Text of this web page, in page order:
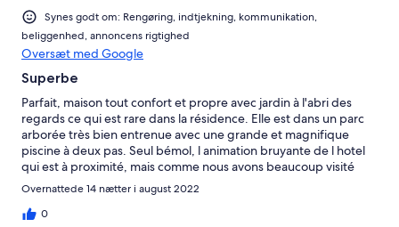
Synes godt om: Rengøring, indtjekning, kommunikation,
beliggenhed, annoncens rigtighed
Oversæt med Google
Superbe
Parfait, maison tout confort et propre avec jardin à l'abri des
regards ce qui est rare dans la résidence. Elle est dans un parc
arborée très bien entrenue avec une grande et magnifique
piscine à deux pas. Seul bémol, l animation bruyante de l hotel
qui est à proximité, mais comme nous avons beaucoup visité
cela ne nous a pas trop gêné. Nous avons passé un très bon
séjour et remercions Jorge qui a veillé à ce qu il nous manque
rien et parle francais.
Overnattede 14 nætter i august 2022
0